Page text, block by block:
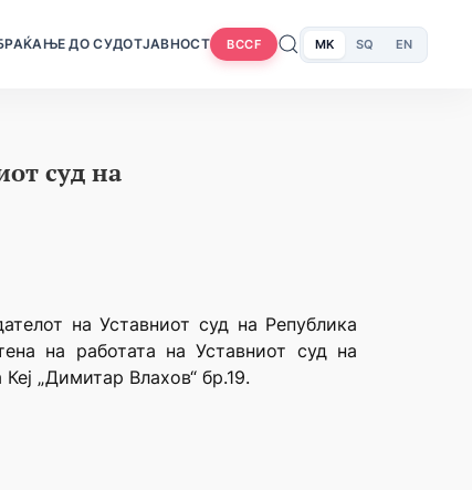
ДО СУДОТЈАВНОСТ BCCF MK SQ EN
суд на
на Уставниот суд на Република
на работата на Уставниот суд на
„Димитар Влахов“ бр.19.